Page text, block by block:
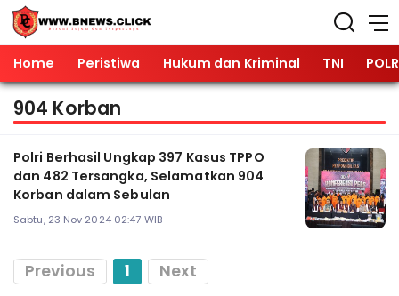
Home Peristiwa Hukum dan Kriminal TNI
904 Korban
Polri Berhasil Ungkap 397 Kasus TPPO
dan 482 Tersangka, Selamatkan 904
Korban dalam Sebulan
Sabtu, 23 Nov 2024 02:47 WIB
Previous 1 Next